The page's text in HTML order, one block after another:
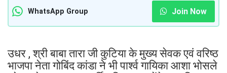
WhatsApp Group Join Now
उधर , श्री बाबा तारा जी कुटिया के मुख्य सेवक एवं वरिष्ठ
भाजपा नेता गोबिंद कांडा ने भी पार्श्व गायिका आशा भोसले